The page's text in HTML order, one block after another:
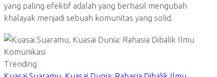
yang paling efektif adalah yang berhasil mengubah
khalayak menjadi sebuah komunitas yang solid.
Trending